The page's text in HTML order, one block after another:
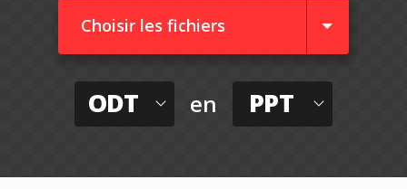
Choisir les fichiers
ODT en PPT